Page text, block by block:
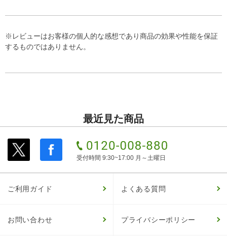
※レビューはお客様の個人的な感想であり商品の効果や性能を保証
するものではありません。
最近見た商品
受付時間 9:30~17:00 月～土曜日
ご利用ガイド よくある質問
お問い合わせ プライバシーポリシー